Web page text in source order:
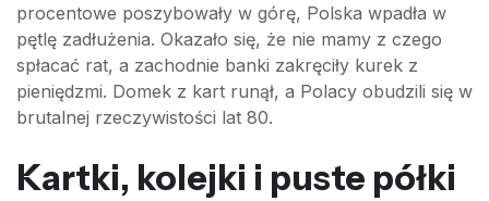
procentowe poszybowały w górę, Polska wpadła w
pętlę zadłużenia. Okazało się, że nie mamy z czego
spłacać rat, a zachodnie banki zakręciły kurek z
pieniędzmi. Domek z kart runął, a Polacy obudzili się w
brutalnej rzeczywistości lat 80.
Kartki, kolejki i puste półki